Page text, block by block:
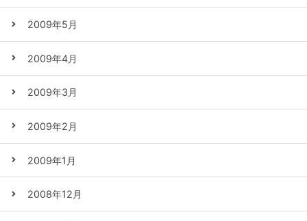
2009年5月
2009年4月
2009年3月
2009年2月
2009年1月
2008年12月